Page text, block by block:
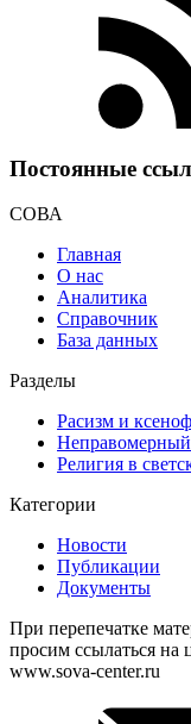
Постоянные
СОВА
Главная
О нас
Аналитика
Справочник
База данных
Разделы
Расизм и
Неправомерный
Религия в
Категории
Новости
Публикации
Документы
При перепечатке
просим ссылаться на
www.sova-center.ru